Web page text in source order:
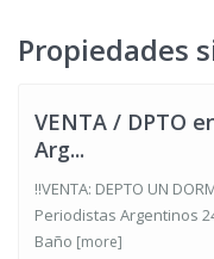
Propiedades
Lamadrid,
Villa María
VENTA / DPTO
Arg...
‼VENTA: DEPTO UN
Periodistas Argentinos
Baño [more]